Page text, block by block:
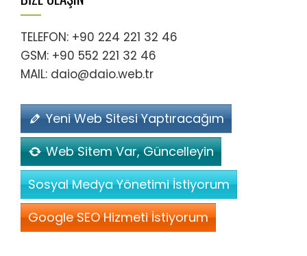
TELEFON: +90 224 221 32 46
GSM: +90 552 221 32 46
MAIL: daio@daio.web.tr
Yeni Web Sitesi Yaptıracağım
Web Sitem Var, Güncelleyin
Sosyal Medya Yönetimi İstiyorum
Google SEO Hizmeti İstiyorum